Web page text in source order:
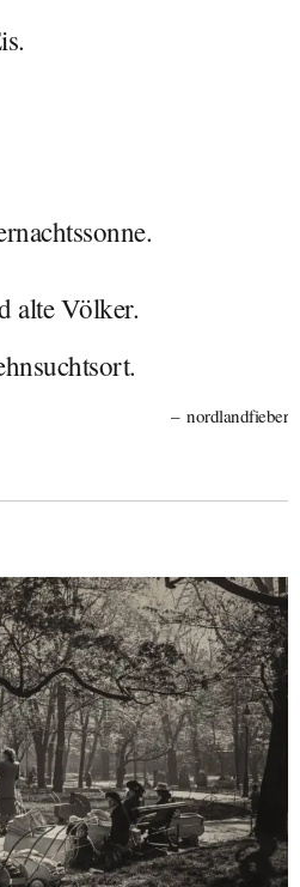
alte Völker.
nordlandfieber